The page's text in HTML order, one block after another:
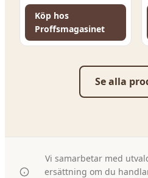
Köp hos
Proffsmagasinet
Se alla
Vi samarbetar med
ersättning om du